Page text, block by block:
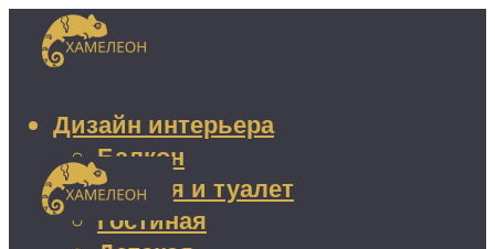
Дизайн интерьера
Балкон
Ванная и туалет
Гостиная